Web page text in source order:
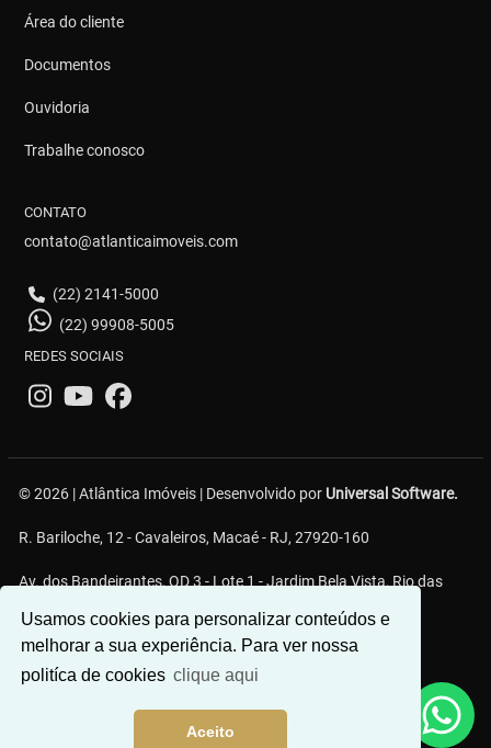
Usamos cookies para personalizar conteúdos e
melhorar a sua experiência. Para ver nossa
politíca de cookies clique aqui
Aceito
Área do cliente
Documentos
Ouvidoria
Trabalhe conosco
CONTATO
contato@atlanticaimoveis.com
(22) 2141-5000
(22) 99908-5005
REDES SOCIAIS
© 2026 | Atlântica Imóveis | Desenvolvido por Universal Software.
R. Bariloche, 12 - Cavaleiros, Macaé - RJ, 27920-160
Av. dos Bandeirantes, QD 3 - Lote 1 - Jardim Bela Vista, Rio das